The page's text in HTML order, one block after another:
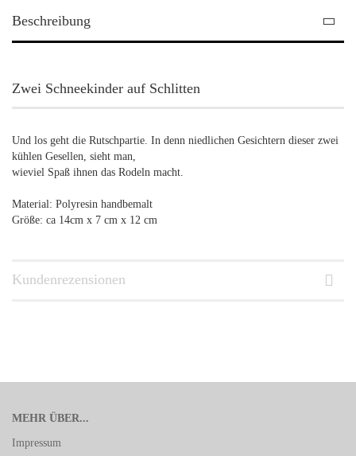
Beschreibung
Zwei Schneekinder auf Schlitten
Und los geht die Rutschpartie. In denn niedlichen Gesichtern dieser zwei
kühlen Gesellen, sieht man,
wieviel Spaß ihnen das Rodeln macht.
Material: Polyresin handbemalt
Größe: ca 14cm x 7 cm x 12 cm
Kundenrezensionen
MEHR ÜBER...
Impressum